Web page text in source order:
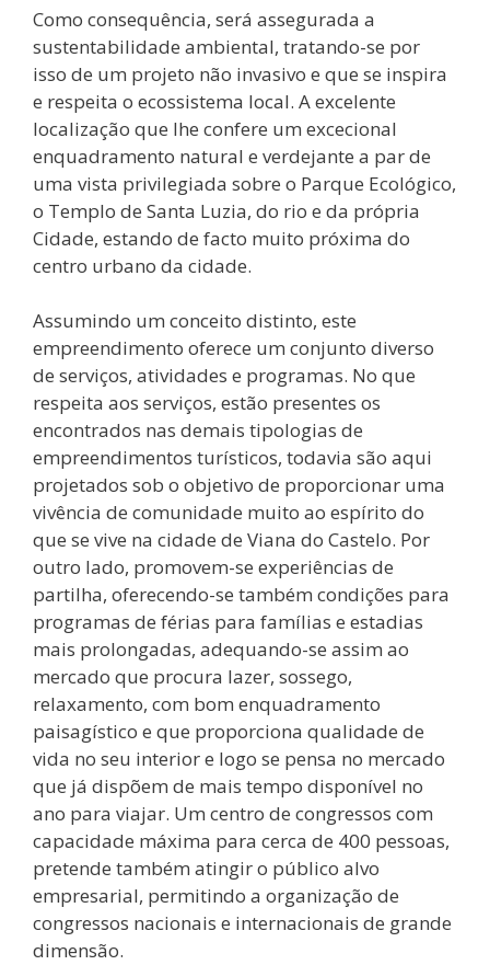
Como consequência, será assegurada a
sustentabilidade ambiental, tratando-se por
isso de um projeto não invasivo e que se inspira
e respeita o ecossistema local. A excelente
localização que lhe confere um excecional
enquadramento natural e verdejante a par de
uma vista privilegiada sobre o Parque Ecológico,
o Templo de Santa Luzia, do rio e da própria
Cidade, estando de facto muito próxima do
centro urbano da cidade.
Assumindo um conceito distinto, este
empreendimento oferece um conjunto diverso
de serviços, atividades e programas. No que
respeita aos serviços, estão presentes os
encontrados nas demais tipologias de
empreendimentos turísticos, todavia são aqui
projetados sob o objetivo de proporcionar uma
vivência de comunidade muito ao espírito do
que se vive na cidade de Viana do Castelo. Por
outro lado, promovem-se experiências de
partilha, oferecendo-se também condições para
programas de férias para famílias e estadias
mais prolongadas, adequando-se assim ao
mercado que procura lazer, sossego,
relaxamento, com bom enquadramento
paisagístico e que proporciona qualidade de
vida no seu interior e logo se pensa no mercado
que já dispõem de mais tempo disponível no
ano para viajar. Um centro de congressos com
capacidade máxima para cerca de 400 pessoas,
pretende também atingir o público alvo
empresarial, permitindo a organização de
congressos nacionais e internacionais de grande
dimensão.